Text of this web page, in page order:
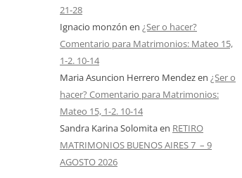
21-28
Ignacio monzón en ¿Ser o hacer?
Comentario para Matrimonios: Mateo 15,
1-2. 10-14
Maria Asuncion Herrero Mendezen ¿Ser o
hacer? Comentario para Matrimonios:
Mateo 15, 1-2. 10-14
Sandra Karina Solomitaen RETIRO
MATRIMONIOS BUENOS AIRES 7 – 9
AGOSTO 2026